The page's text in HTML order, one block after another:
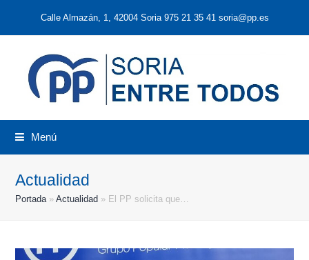
Calle Almazán, 1, 42004 Soria 975 21 35 41 soria@pp.es
Menú
Actualidad
Portada»Actualidad » El PP solicita que…